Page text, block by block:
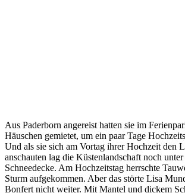
Aus Paderborn angereist hatten sie im
Häuschen gemietet, um ein paar Tage
Und als sie sich am Vortag ihrer Hochzeit den
anschauten lag die Küstenlandschaft noch
Schneedecke. Am Hochzeitstag herrschte
Sturm aufgekommen. Aber das störte Lisa
Bonfert nicht weiter. Mit Mantel und dickem